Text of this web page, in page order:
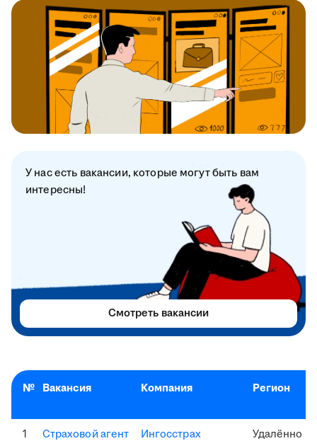
№ Вакансия Компания Регион
1 Страховой агент Ингосстрах Удалённо
У нас есть вакансии, которые могут быть вам
интересны!
Смотреть вакансии